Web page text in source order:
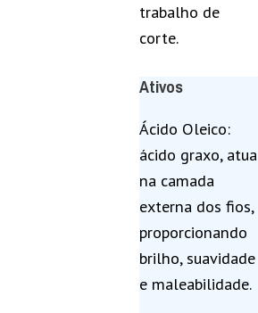
trabalho de
corte.
Ativos
Ácido Oleico:
ácido graxo, atua
na camada
externa dos fios,
proporcionando
brilho, suavidade
e maleabilidade.